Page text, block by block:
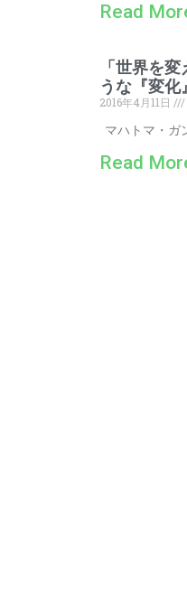
Read
「世界を
うな『変化
2016年4月11日
マハトマ・ガ
Read